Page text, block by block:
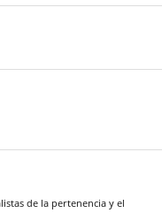
de la pertenencia y el